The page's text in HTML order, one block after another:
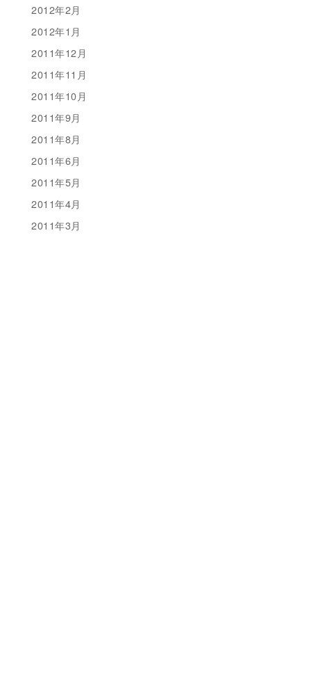
2012年2月
2012年1月
2011年12月
2011年11月
2011年10月
2011年9月
2011年8月
2011年6月
2011年5月
2011年4月
2011年3月